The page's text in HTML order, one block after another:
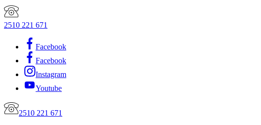
2510 221 671
Facebook
Facebook
Instagram
Youtube
2510 221 671